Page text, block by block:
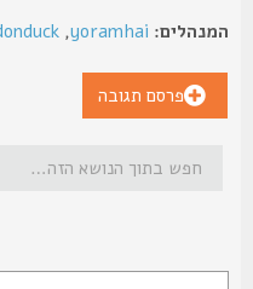
yoramhai
,
donduck
,
פרסם תגובה